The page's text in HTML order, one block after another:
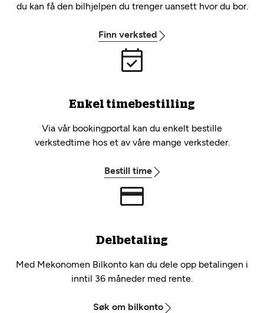
du kan få den bilhjelpen du trenger uansett hvor du bor.
Finn verksted
Enkel timebestilling
Via vår bookingportal kan du enkelt bestille
verkstedtime hos et av våre mange verksteder.
Bestill time
Delbetaling
Med Mekonomen Bilkonto kan du dele opp betalingen i
inntil 36 måneder med rente.
Søk om bilkonto